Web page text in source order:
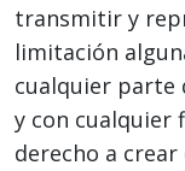
transmitir y
limitación
cualquier parte
y con cualquier
derecho a